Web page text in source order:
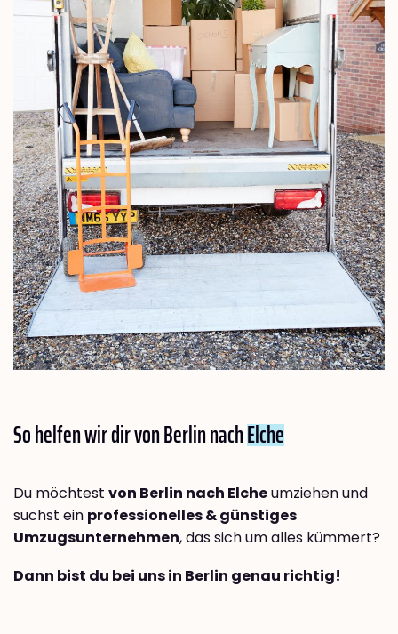
So helfen wir dir von Berlin nachElche
Du möchtest von Berlin nach Elcheumziehen und
suchst ein professionelles & günstiges
Umzugsunternehmen, das sich um alles kümmert?
Dann bist du bei uns in Berlin genau richtig!